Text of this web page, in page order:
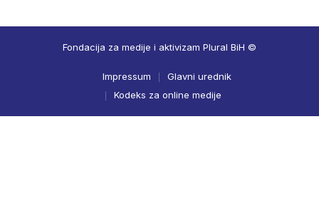
Fondacija za medije i aktivizam Plural BiH ©
Impressum
Glavni urednik
Kodeks za online medije